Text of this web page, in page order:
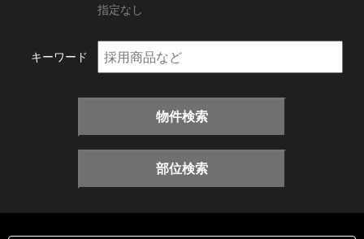
指定なし
キーワード
物件検索
部位検索